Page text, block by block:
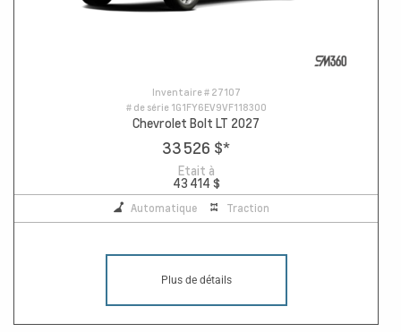
Inventaire # 27107
# de série 1G1FY6EV9VF118300
Chevrolet Bolt LT 2027
33 526 $*
Etait à
43 414 $
Automatique Traction
Plus de détails